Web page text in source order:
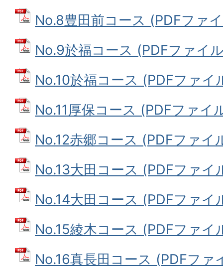
No.8豊田前コース (PDFファ
No.9於福コース (PDFファイ
No.10於福コース (PDFファイ
No.11厚保コース (PDFファイ
No.12赤郷コース (PDFファイ
No.13大田コース (PDFファイ
No.14大田コース (PDFファイ
No.15綾木コース (PDFファイ
No.16真長田コース (PDFファ